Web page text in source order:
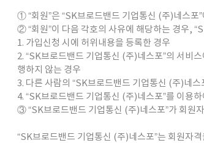
① “회원”은 “SK브로드밴드 기업통신 (주)네스포
② “회원”이 다음 각호의 사유에 해당하는 경우,
1. 가입신청 시에 허위내용을 등록한 경우
2. “SK브로드밴드 기업통신 (주)네스포”의 서비
행하지 않는 경우
3. 다른 사람의 “SK브로드밴드 기업통신 (주)네
4. “SK브로드밴드 기업통신 (주)네스포”를 이용
③ “SK브로드밴드 기업통신 (주)네스포”가 회원
“SK브로드밴드 기업통신 (주)네스포”는 회원자